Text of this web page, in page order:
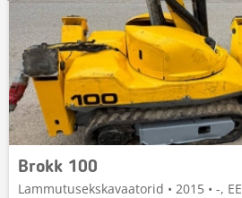
Brokk 100
Lammutusekskavaatorid • 2015 • -, EE